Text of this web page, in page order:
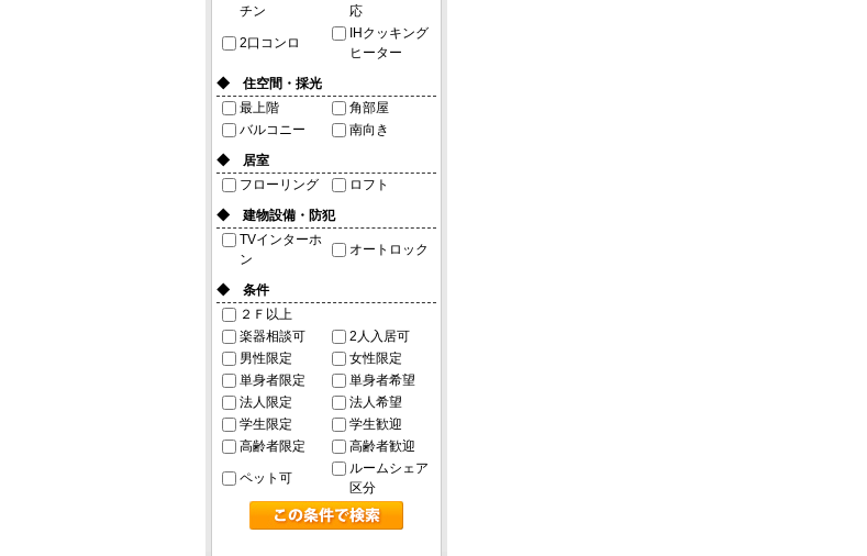
チン
応
2口コンロ
IHクッキング
ヒーター
◆ 住空間・採光
最上階
角部屋
バルコニー
南向き
◆ 居室
フローリング
ロフト
◆ 建物設備・防犯
TVインターホ
ン
オートロック
◆ 条件
２Ｆ以上
楽器相談可
2人入居可
男性限定
女性限定
単身者限定
単身者希望
法人限定
法人希望
学生限定
学生歓迎
高齢者限定
高齢者歓迎
ペット可
ルームシェア
区分